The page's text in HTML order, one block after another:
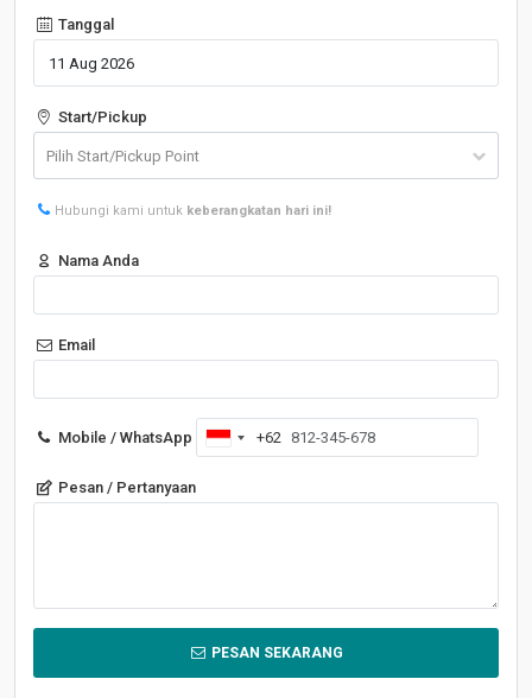
Tanggal
Start/Pickup
Hubungi kami untuk keberangkatan hari ini!
Nama Anda
Email
Mobile / WhatsApp
Indonesia
+62
+62
Pesan / Pertanyaan
PESAN SEKARANG